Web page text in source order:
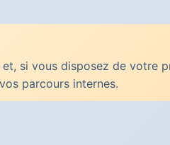
et, si vous disposez de votre
parcours internes.